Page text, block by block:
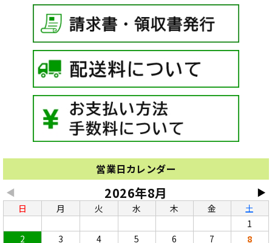
営業日カレンダー
◀ ▶
2026年8月
日 月 火 水 木 金
土
1
2
3 4 5 6 7
8